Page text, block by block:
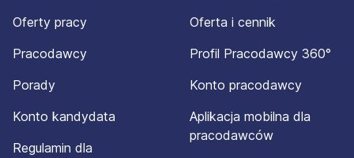
Oferty pracy
Pracodawcy
Porady
Konto kandydata
Regulamin dla
Oferta i cennik
Profil Pracodawcy 360°
Konto pracodawcy
Aplikacja mobilna dla
pracodawców